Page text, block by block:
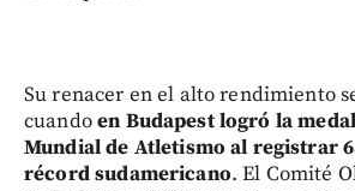
Su renacer en el alto rendimiento
cuandoen Budapest logró la
Mundial de Atletismo al registrar
récord sudamericano. El Comité